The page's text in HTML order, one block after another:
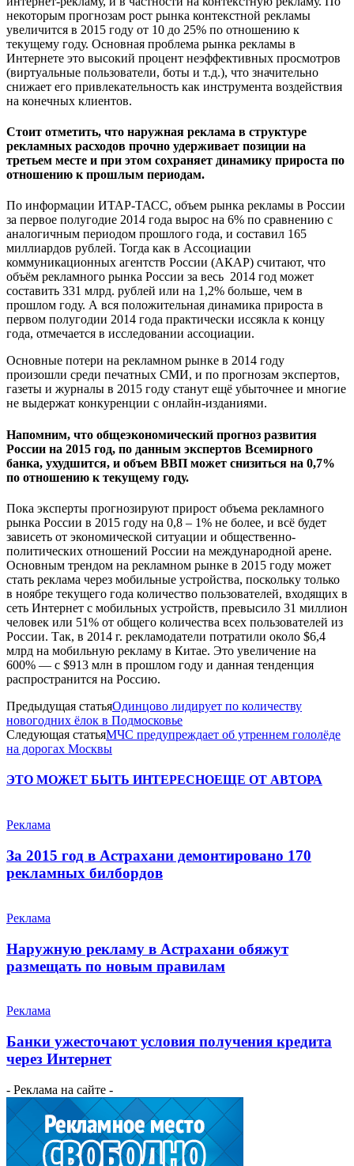
некоторым прогнозам рост рынка контекстной рекламы
увеличится в 2015 году от 10 до 25% по отношению к
текущему году. Основная проблема рынка рекламы в
Интернете это высокий процент неэффективных просмотров
(виртуальные пользователи, боты и т.д.), что значительно
снижает его привлекательность как инструмента воздействия
на конечных клиентов.
Стоит отметить, что наружная реклама в структуре
рекламных расходов прочно удерживает позиции на
третьем месте и при этом сохраняет динамику прироста по
отношению к прошлым периодам.
По информации ИТАР-ТАСС, объем рынка рекламы в России
за первое полугодие 2014 года вырос на 6% по сравнению с
аналогичным периодом прошлого года, и составил 165
миллиардов рублей. Тогда как в Ассоциации
коммуникационных агентств России (АКАР) считают, что
объём рекламного рынка России за весь 2014 год может
составить 331 млрд. рублей или на 1,2% больше, чем в
прошлом году. А вся положительная динамика прироста в
первом полугодии 2014 года практически иссякла к концу
года, отмечается в исследовании ассоциации.
Основные потери на рекламном рынке в 2014 году
произошли среди печатных СМИ, и по прогнозам экспертов,
газеты и журналы в 2015 году станут ещё убыточнее и многие
не выдержат конкуренции с онлайн-изданиями.
Напомним, что общеэкономический прогноз развития
России на 2015 год, по данным экспертов Всемирного
банка, ухудшится, и объем ВВП может снизиться на 0,7%
по отношению к текущему году.
Пока эксперты прогнозируют прирост объема рекламного
рынка России в 2015 году на 0,8 – 1% не более, и всё будет
зависеть от экономической ситуации и общественно-
политических отношений России на международной арене.
Основным трендом на рекламном рынке в 2015 году может
стать реклама через мобильные устройства, поскольку только
в ноябре текущего года количество пользователей, входящих в
сеть Интернет с мобильных устройств, превысило 31 миллион
человек или 51% от общего количества всех пользователей из
России. Так, в 2014 г. рекламодатели потратили около $6,4
млрд на мобильную рекламу в Китае. Это увеличение на
600% — c $913 млн в прошлом году и данная тенденция
распространится на Россию.
Предыдущая статьяОдинцово лидирует по количеству
новогодних ёлок в Подмосковье
Следующая статьяМЧС предупреждает об утреннем гололёде
на дорогах Москвы
ЭТО МОЖЕТ БЫТЬ ИНТЕРЕСНОЕЩЕ ОТ АВТОРА
Реклама
За 2015 год в Астрахани демонтировано 170
рекламных билбордов
Реклама
Наружную рекламу в Астрахани обяжут
размещать по новым правилам
Реклама
Банки ужесточают условия получения кредита
через Интернет
- Реклама на сайте -